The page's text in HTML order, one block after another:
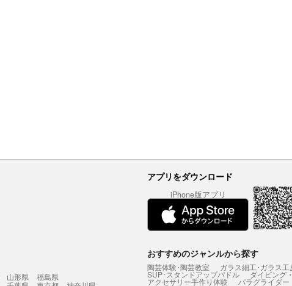
アプリをダウンロード
iPhone版アプリ
山形県
福島県
おすすめのジャンルから探す
陶芸体験･陶芸教室 ガラス細工･ガラス工
SUP･スタンドアップパドル ダイビング
アクセサリー手作り体験 パラグライダー